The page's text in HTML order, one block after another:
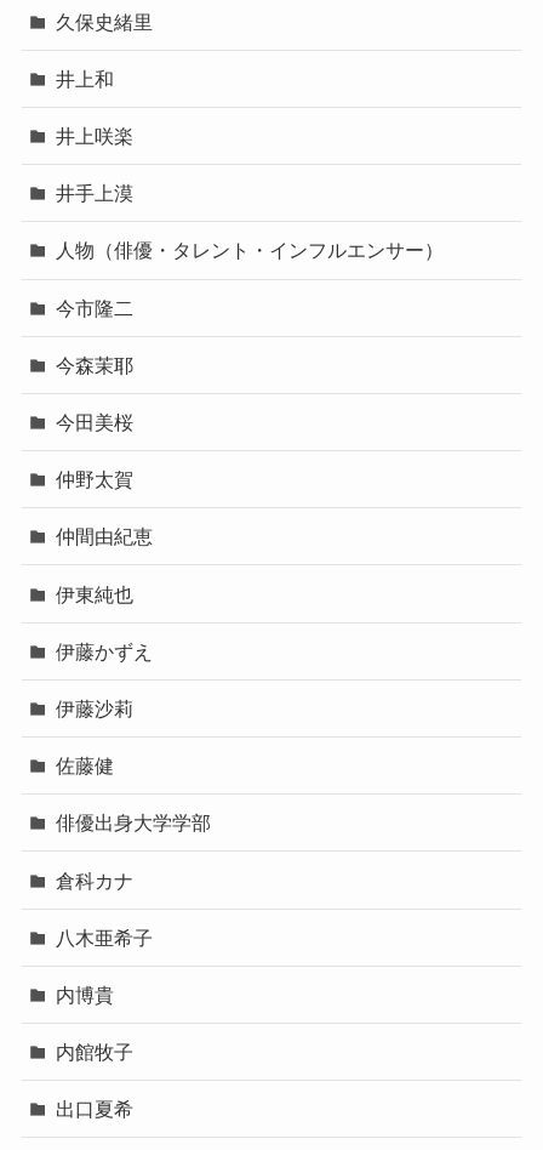
久保史緒里
井上和
井上咲楽
井手上漠
人物（俳優・タレント・インフルエンサー）
今市隆二
今森茉耶
今田美桜
仲野太賀
仲間由紀恵
伊東純也
伊藤かずえ
伊藤沙莉
佐藤健
俳優出身大学学部
倉科カナ
八木亜希子
内博貴
内館牧子
出口夏希